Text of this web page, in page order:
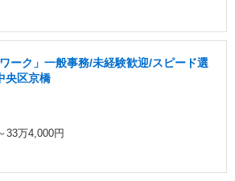
ーク」一般事務/未経験歓迎/スピード選
央区京橋
33万4,000円